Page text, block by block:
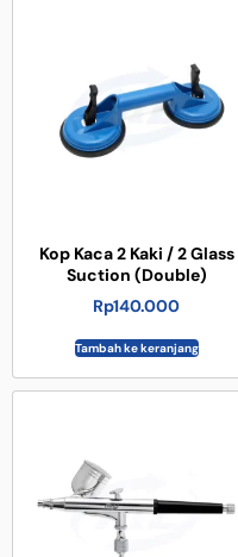
Kop Kaca 2 Kaki / 2 Glass
Suction (Double)
Rp140.000
Tambah ke keranjang